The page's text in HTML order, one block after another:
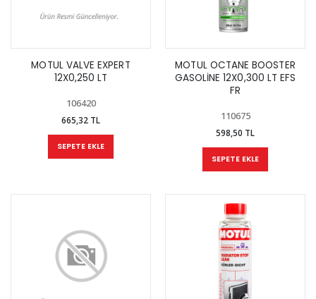
MOTUL VALVE EXPERT
12X0,250 LT
106420
665,32 TL
SEPETE EKLE
MOTUL OCTANE BOOSTER
GASOLİNE 12X0,300 LT EFS
FR
110675
598,50 TL
SEPETE EKLE